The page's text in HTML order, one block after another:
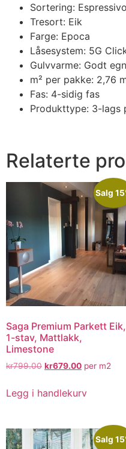
Sortering:
Tresort: Eik
Farge: Epoca
Låsesystem: 5G
Gulvvarme: Godt
m² per pakke: 2,76
Fas: 4-sidig fas
Produkttype: 3-lags
Relaterte
Salg
Saga Premium Parkett Eik,
1-stav, Mattlakk,
Limestone
kr799.00 kr679.00 per m2
Legg i handlekurv
Salg